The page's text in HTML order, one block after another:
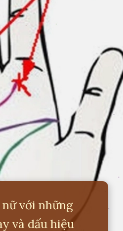
với những
và dấu hiệu